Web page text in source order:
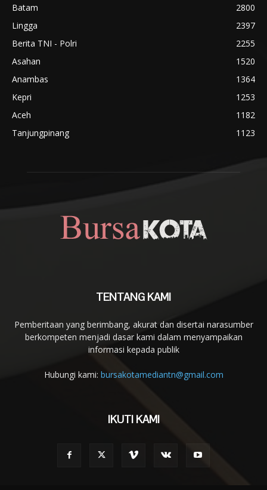
Batam
2800
Lingga
2397
Berita TNI - Polri
2255
Asahan
1520
Anambas
1364
Kepri
1253
Aceh
1182
Tanjungpinang
1123
TENTANG KAMI
Pemberitaan yang berimbang, akurat dan disertai narasumber
berkompeten menjadi dasar kami dalam menyampaikan
informasi kepada publik
Hubungi kami: bursakotamediantn@gmail.com
IKUTI KAMI